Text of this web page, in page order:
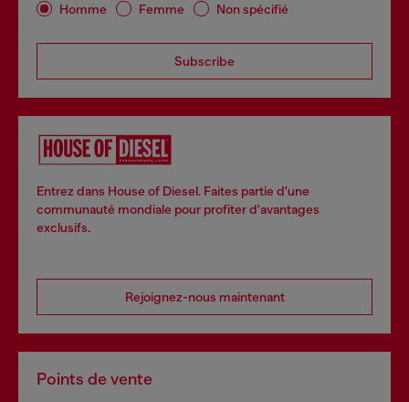
Homme Femme Non spécifié
Subscribe
Entrez dans House of Diesel. Faites partie d'une
communauté mondiale pour profiter d'avantages
exclusifs.
Rejoignez-nous maintenant
Points de vente